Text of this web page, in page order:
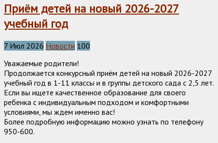
Приём детей на новый 2026-2027
учебный год
7 Июл 2026 Новости 100
Уважаемые родители!
Продолжается конкурсный приём детей на новый 2026-2027
учебный год в 1-11 классы и в группы детского сада с 2,5 лет.
Если вы ищете качественное образование для своего
ребенка с индивидуальным подходом и комфортными
условиями, мы ждем именно вас!
Более подробную информацию можно узнать по телефону
950-600.